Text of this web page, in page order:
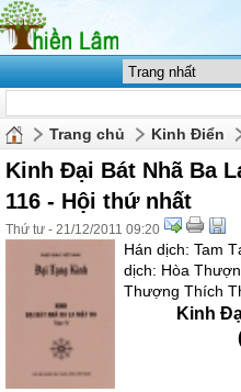
Trang chủ Kinh Điển
Kinh Đại Bát Nhã Ba
116 - Hội thứ nhất
Thứ tư - 21/12/2011 09:20
Hán dịch: Tam
dịch: Hòa
Thượng Thích
Kinh